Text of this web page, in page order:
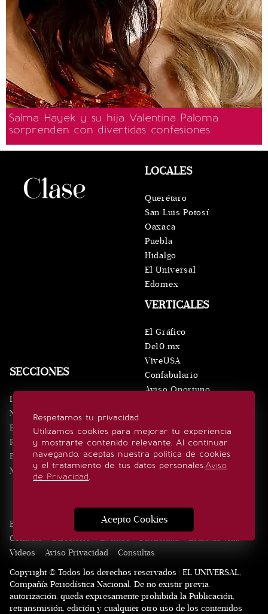
Salma Hayek y su hija Valentina Paloma
sorprenden con divertidas confesiones
Respetamos tu privacidad
Utilizamos cookies para mejorar tu experiencia
y mostrarte contenido relevante. Al continuar
navegando, aceptas nuestra política de cookies
y el tratamiento de tus datos personales.Aviso
de Privacidad.
Acepto Cookies
SECCIONES
Inicio
Noticias
Eventos
Realeza
Estilo de vida
Minuto x Minuto
VERTICALES
El Gráfico
De10.mx
ViveUSA
Confabulario
Aviso Oportuno
LOCALES
Querétaro
San Luis Potosí
Oaxaca
Puebla
Hidalgo
El Universal
Edomex
SÍGUENOS
Edición Impresa Noticias Quiénes somos
Contacto
Directorio Eventos Publicidad
Estilo de vida
Videos
Aviso Privacidad
Consultas
Copyright © Todos los derechos reservados | EL UNIVERSAL,
Compañía Periodística Nacional. De no existir previa
autorización, queda expresamente prohibida la Publicación,
retransmisión, edición y cualquier otro uso de los contenidos